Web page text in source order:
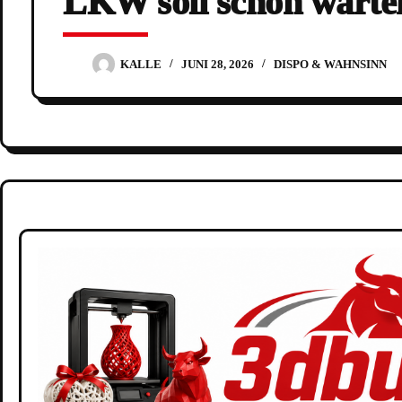
KALLE JUNI 28, 2026 DISPO & WAHNSINN